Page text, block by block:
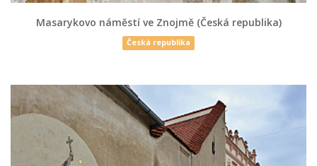
Masarykovo náměstí ve Znojmě (Česká republika)
Česká republika